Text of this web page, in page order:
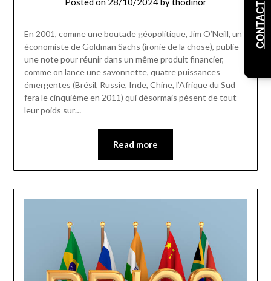
En 2001, comme une boutade géopolitique, Jim O’Neill, un
économiste de Goldman Sachs (ironie de la chose), publie
une note pour réunir dans un même produit financier,
comme on lance une savonnette, quatre puissances
émergentes (Brésil, Russie, Inde, Chine, l’Afrique du Sud
fera le cinquième en 2011) qui désormais pèsent de tout
leur poids sur…
Read more
CONTACT